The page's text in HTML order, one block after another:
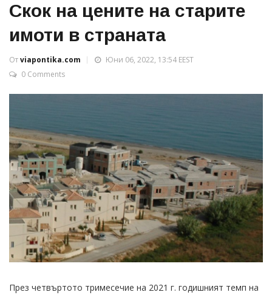
Скок на цените на старите
имоти в страната
Отviapontika.com
Юни 06, 2022, 13:54 EEST
0 Comments
През четвъртото тримесечие на 2021 г. годишният темп на